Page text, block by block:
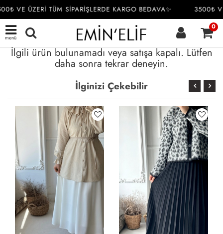
VE ÜZERİ TÜM SİPARİŞLERDE KARGO BEDAVA✨ 3500₺
menü
0
İlgili ürün bulunamadı veya satışa kapalı. Lütfen
daha sonra tekrar deneyin.
İlginizi Çekebilir